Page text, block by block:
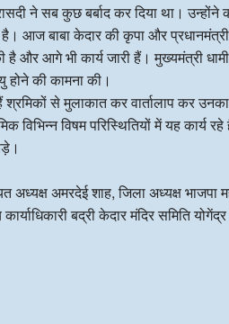
ने सब कुछ बर्बाद कर दिया था। उन्होंने
आज बाबा केदार की कृपा और प्रधानमंत्री
और आगे भी कार्य जारी हैं। मुख्यमंत्री
होने की कामना की।
श्रमिकों से मुलाकात कर वार्तालाप कर
विभिन्न विषम परिस्थितियों में यह कार्य
अमरदेई शाह, जिला अध्यक्ष भाजपा
बद्री केदार मंदिर समिति